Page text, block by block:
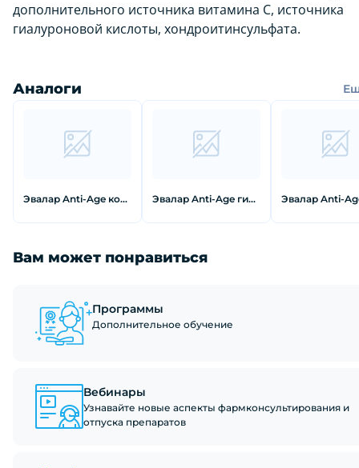
дополнительного источника витамина С, источника
гиалуроновой кислоты, хондроитинсульфата.
Аналоги
Эвалар Anti-Age коллаген мармеладные ягоды жевательные Пастилки 30 шт Эвалар Anti-Age гидролизированный коллаген Витаминс Таблетки 90 шт
Вам может понравиться
Программы
Дополнительное обучение
Вебинары
Узнавайте новые аспекты фармконсультирования и
отпуска препаратов